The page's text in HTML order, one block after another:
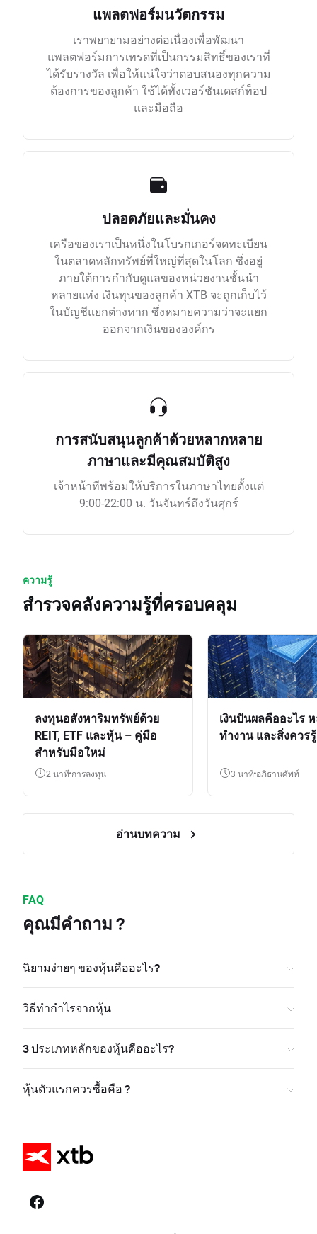
แพลตฟอร์มนวัตกรรม
เราพยายามอย่างต่อเนื่องเพื่อพัฒนา
แพลตฟอร์มการเทรดที่เป็นกรรมสิทธิ์ของเราที่
ได้รับรางวัล เพื่อให้แน่ใจว่าตอบสนองทุกความ
ต้องการของลูกค้า ใช้ได้ทั้งเวอร์ชันเดสก์ท็อป
และมือถือ
ปลอดภัยและมั่นคง
เครือของเราเป็นหนึ่งในโบรกเกอร์จดทะเบียน
ในตลาดหลักทรัพย์ที่ใหญ่ที่สุดในโลก ซึ่งอยู่
ภายใต้การกำกับดูแลของหน่วยงานชั้นนำ
หลายแห่ง เงินทุนของลูกค้า XTB จะถูกเก็บไว้
ในบัญชีแยกต่างหาก ซึ่งหมายความว่าจะแยก
ออกจากเงินขององค์กร
การสนับสนุนลูกค้าด้วยหลากหลาย
ภาษาและมีคุณสมบัติสูง
เจ้าหน้าทีพร้อมให้บริการในภาษาไทยตั้งแต่
9:00-22:00 น. วันจันทร์ถึงวันศุกร์
ความรู้
สำรวจคลังความรู้ที่ครอบคลุม
ลงทุนอสังหาริมทรัพย์ด้วย
REIT, ETF และหุ้น – คู่มือ
สำหรับมือใหม่
2 นาที การลงทุน
เงินปันผลคืออะไร
ทำงาน และสิ่งควรรู้
3 นาที อภิธานศัพท์
อ่านบทความ
FAQ
คุณมีคำถาม ?
นิยามง่ายๆ ของหุ้นคืออะไร?
วิธีทำกำไรจากหุ้น
3 ประเภทหลักของหุ้นคืออะไร?
หุ้นตัวแรกควรซื้อคือ ?